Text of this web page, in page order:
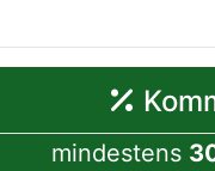
mindestens